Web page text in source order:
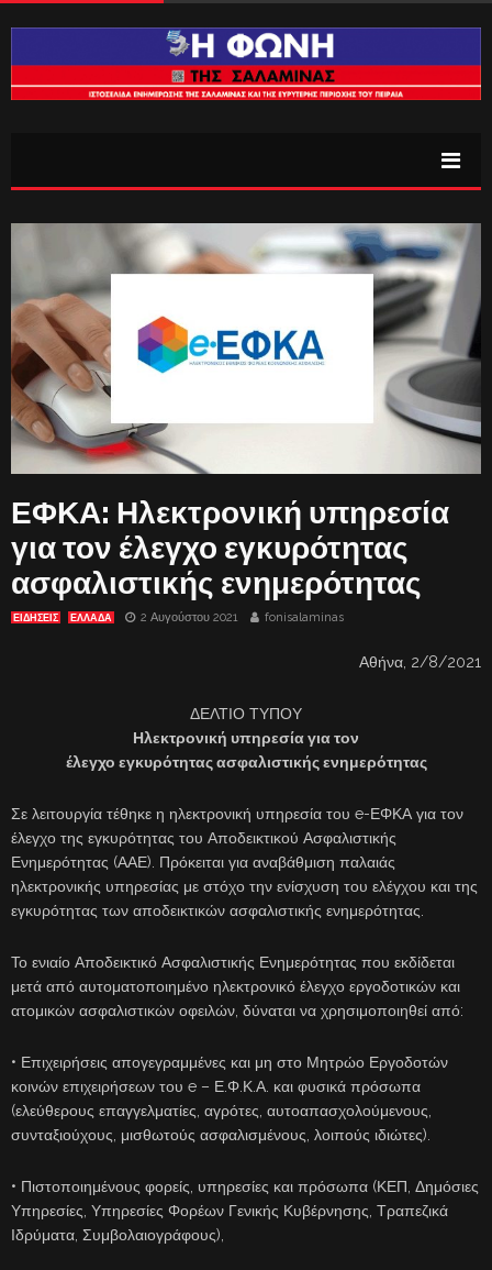
ΕΦΚΑ: Ηλεκτρονική υπηρεσία
για τον έλεγχο εγκυρότητας
ασφαλιστικής ενημερότητας
ΕΙΔΗΣΕΙΣ ΕΛΛΑΔΑ 2 Αυγούστου 2021 fonisalaminas
Αθήνα, 2/8/2021
ΔΕΛΤΙΟ ΤΥΠΟΥ
Ηλεκτρονική υπηρεσία για τον
έλεγχο εγκυρότητας ασφαλιστικής ενημερότητας
Σε λειτουργία τέθηκε η ηλεκτρονική υπηρεσία του e-ΕΦΚΑ για τον
έλεγχο της εγκυρότητας του Αποδεικτικού Ασφαλιστικής
Ενημερότητας (ΑΑΕ). Πρόκειται για αναβάθμιση παλαιάς
ηλεκτρονικής υπηρεσίας με στόχο την ενίσχυση του ελέγχου και της
εγκυρότητας των αποδεικτικών ασφαλιστικής ενημερότητας.
Το ενιαίο Αποδεικτικό Ασφαλιστικής Ενημερότητας που εκδίδεται
μετά από αυτοματοποιημένο ηλεκτρονικό έλεγχο εργοδοτικών και
ατομικών ασφαλιστικών οφειλών, δύναται να χρησιμοποιηθεί από:
• Επιχειρήσεις απογεγραμμένες και μη στο Μητρώο Εργοδοτών
κοινών επιχειρήσεων του e – Ε.Φ.Κ.Α. και φυσικά πρόσωπα
(ελεύθερους επαγγελματίες, αγρότες, αυτοαπασχολούμενους,
συνταξιούχους, μισθωτούς ασφαλισμένους, λοιπούς ιδιώτες).
• Πιστοποιημένους φορείς, υπηρεσίες και πρόσωπα (ΚΕΠ, Δημόσιες
Υπηρεσίες, Υπηρεσίες Φορέων Γενικής Κυβέρνησης, Τραπεζικά
Ιδρύματα, Συμβολαιογράφους),